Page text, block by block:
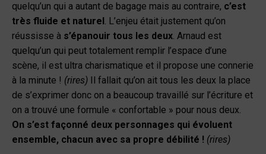
quelqu’un qui a autant de bagage mais au contraire, c’est
très fluide et naturel. L’enjeu était justement qu’on
réussisse à s’épanouir tous les deux. Arnaud est
quelqu’un qui peut totalement remplir l’espace d’une
scène, il est ultra charismatique et il propose une connerie
à la minute ! (rires) Il fallait qu’on ait tous les deux la place
de s’exprimer donc on a beaucoup travaillé sur l’écriture et
on a trouvé une formule « confortable » pour nous deux.
On s’est façonné deux personnages qui évoluent
ensemble, chacun avec sa propre débilité ! (rires)